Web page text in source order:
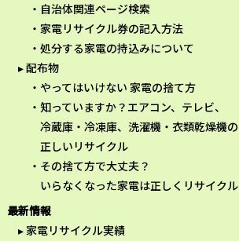
自治体関連ページ検索
家電リサイクル券の記入方法
処分する家電の持込みについて
配布物
やってはいけない 家電の捨て方
知っていますか？エアコン、テレビ、
冷蔵庫・冷凍庫、洗濯機・衣類乾燥機の
正しいリサイクル
その捨て方で大丈夫？
いらなくなった家電は正しくリサイクル
最新情報
家電リサイクル実績